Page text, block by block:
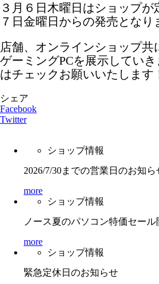
３月６日木曜日はショップが
７日金曜日からの発売となり
店舗、オンラインショップ共
ゲーミングPCを展示してい
はチェックお願いいたします
シェア
Facebook
Twitter
ショップ情報
2026/7/30までの営業日のお知
more
ショップ情報
ノース夏のパソコン特価セール
more
ショップ情報
緊急定休日のお知らせ